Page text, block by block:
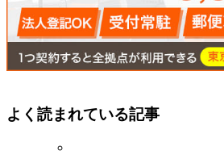
よく読まれている記事